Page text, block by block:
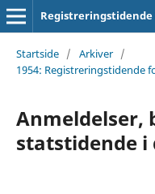
Startside / Arkiver /
1954: Registreringstidende
Anmeldelser,
statstidende i